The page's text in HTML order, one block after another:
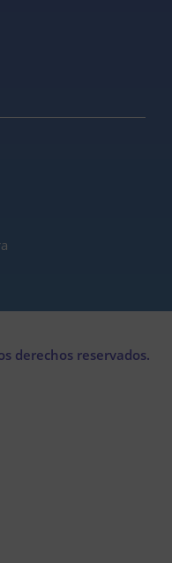
derechos reservados.